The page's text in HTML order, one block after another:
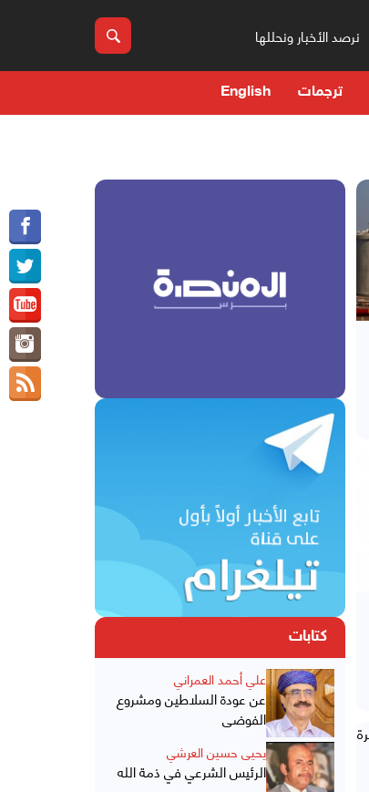
نرصد الأخبار ونحللها
ترجمات English
كتابات
علي أحمد العمراني
عن عودة السلاطين ومشروع
الفوضى
يحيى حسين العرشي
الرئيس الشرعي في ذمة الله